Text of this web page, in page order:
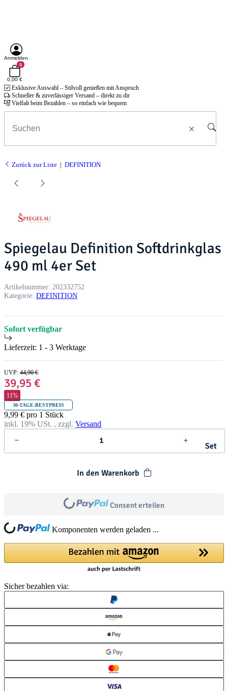
Anmelden
0
0,00 €
Exklusive Auswahl – Stilvoll genießen mit Anspruch
Schneller & zuverlässiger Versand – direkt zu dir
Vielfalt beim Bezahlen – so einfach wie bequem
Zurück zur Liste DEFINITION
Spiegelau Definition Softdrinkglas
490 ml 4er Set
Artikelnummer: 202332752
Kategorie: DEFINITION
Sofort verfügbar
Lieferzeit: 1 - 3 Werktage
UVP: 44,90 €
39,95 €
11%
30-TAGE-BESTPREIS
9,99 € pro 1 Stück
inkl. 19% USt. , zzgl. Versand
Set
In den Warenkorb
Loading... Consent erteilen
Loading... Komponenten werden geladen ...
Sicher bezahlen via: